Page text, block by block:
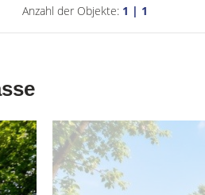
Anzahl der Objekte: 1 | 1